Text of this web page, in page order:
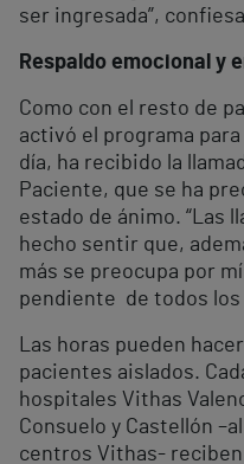
ser ingresada”,
Respaldo emocional y
Como con el resto de
activó el programa
día, ha recibido la
Paciente, que se ha
estado de ánimo. “Las
hecho sentir que,
más se preocupa por
pendiente de todos los
Las horas pueden
pacientes aislados.
hospitales Vithas
Consuelo y Castellón
centros Vithas- reciben